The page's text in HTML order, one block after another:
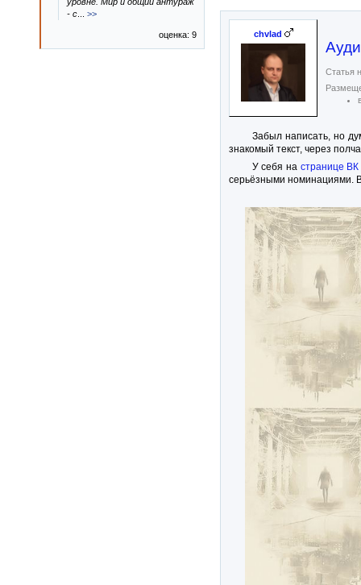
chvlad
Статья
Забыл написать, но
знакомый текст, через
У себя на странице ВК
серьёзными номинациями.
- с
>>
оценка: 9